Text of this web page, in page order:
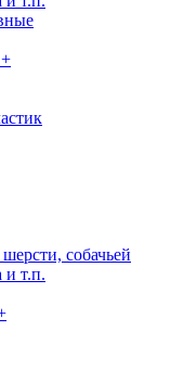
+
собачьей
и т.п.